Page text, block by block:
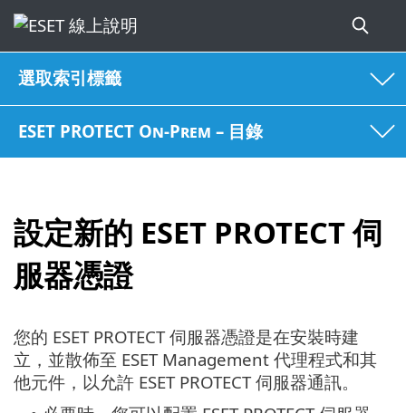
選取索引標籤
ESET PROTECT On-Prem – 目錄
設定新的 ESET PROTECT 伺
服器憑證
您的 ESET PROTECT 伺服器憑證是在安裝時建
立，並散佈至 ESET Management 代理程式和其
他元件，以允許 ESET PROTECT 伺服器通訊。